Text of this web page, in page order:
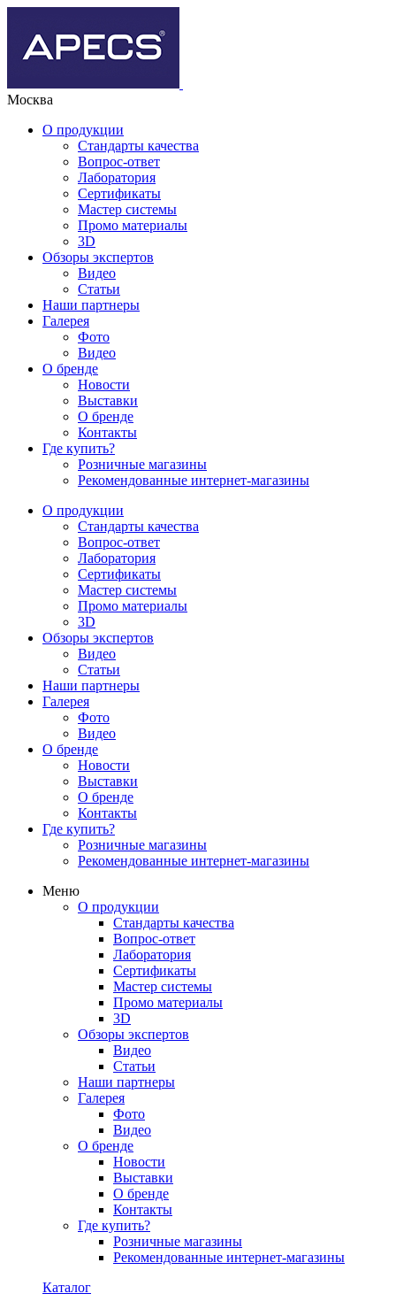
Москва
О продукции
Стандарты качества
Вопрос-ответ
Лаборатория
Сертификаты
Мастер системы
Промо материалы
3D
Обзоры экспертов
Видео
Статьи
Наши партнеры
Галерея
Фото
Видео
О бренде
Новости
Выставки
О бренде
Контакты
Где купить?
Розничные магазины
Рекомендованные интернет-магазины
О продукции
Стандарты качества
Вопрос-ответ
Лаборатория
Сертификаты
Мастер системы
Промо материалы
3D
Обзоры экспертов
Видео
Статьи
Наши партнеры
Галерея
Фото
Видео
О бренде
Новости
Выставки
О бренде
Контакты
Где купить?
Розничные магазины
Рекомендованные интернет-магазины
Меню
О продукции
Стандарты качества
Вопрос-ответ
Лаборатория
Сертификаты
Мастер системы
Промо материалы
3D
Обзоры экспертов
Видео
Статьи
Наши партнеры
Галерея
Фото
Видео
О бренде
Новости
Выставки
О бренде
Контакты
Где купить?
Розничные магазины
Рекомендованные интернет-магазины
Каталог